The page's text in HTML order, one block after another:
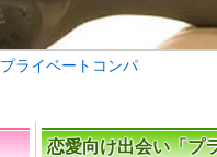
プライベートコンパ
恋愛向け出会い「プ